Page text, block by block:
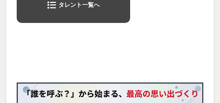
タレント一覧へ